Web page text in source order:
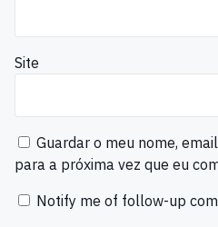
Site
Guardar o meu nome,
para a próxima vez que eu
Notify me of follow-up